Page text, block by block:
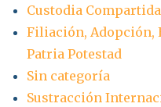
Custodia Compartida
Filiación, Adopción,
Patria Potestad
Sin categoría
Sustracción